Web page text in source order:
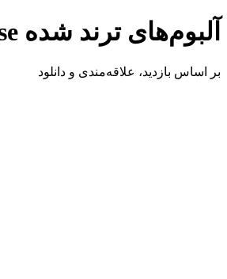
آلبوم‌های ترند شده House
بر اساس بازدید، علاقه‌مندی و دانلود